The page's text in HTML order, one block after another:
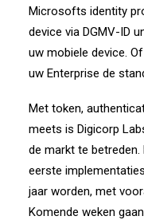
Microsofts identity
device via DGMV-ID
uw mobiele device.
uw Enterprise de
Met token,
meets is Digicorp
de markt te
eerste
jaar worden, met
Komende weken